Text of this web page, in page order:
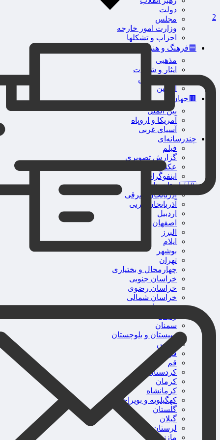
دولت
مجلس
وزارت امور خارجه
احزاب و تشکلها
🟦فرهنگ و هنر
مذهبی
ایثار و شهادت
دفاع مقدس
اربعین
🟫جهان
بین الملل
آمریکا و اروپاه
آسیای غربی
چندرسانه‌ای
فیلم
گزارش تصویری
عکس
اینفوگرافی
🇮🇷استان ها
آذربایجان شرقی
آذربایجان غربی
اردبیل
اصفهان
البرز
ایلام
بوشهر
تهران
چهارمحال و بختیاری
خراسان جنوبی
خراسان رضوی
خراسان شمالی
خوزستان
سمنان
سیستان و بلوچستان
فارس
قزوین
قم
کردستان
کرمان
کرمانشاه
کهگیلویه و بویراحمد
گلستان
گیلان
لرستان
مازندران
2